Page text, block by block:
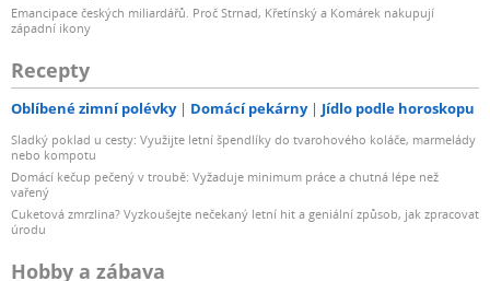
Emancipace českých miliardářů. Proč Strnad, Křetínský a Komárek nakupují
západní ikony
Recepty
Oblíbené zimní polévky Domácí pekárny Jídlo podle horoskopu
Sladký poklad u cesty: Využijte letní špendlíky do tvarohového koláče, marmelády
nebo kompotu
Domácí kečup pečený v troubě: Vyžaduje minimum práce a chutná lépe než
vařený
Cuketová zmrzlina? Vyzkoušejte nečekaný letní hit a geniální způsob, jak zpracovat
úrodu
Hobby a zábava